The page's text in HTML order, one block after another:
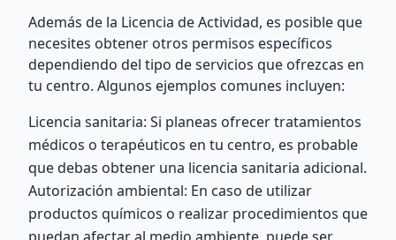
Además de la Licencia de Actividad, es posible que
necesites obtener otros permisos específicos
dependiendo del tipo de servicios que ofrezcas en
tu centro. Algunos ejemplos comunes incluyen:
Licencia sanitaria: Si planeas ofrecer tratamientos
médicos o terapéuticos en tu centro, es probable
que debas obtener una licencia sanitaria adicional.
Autorización ambiental: En caso de utilizar
productos químicos o realizar procedimientos que